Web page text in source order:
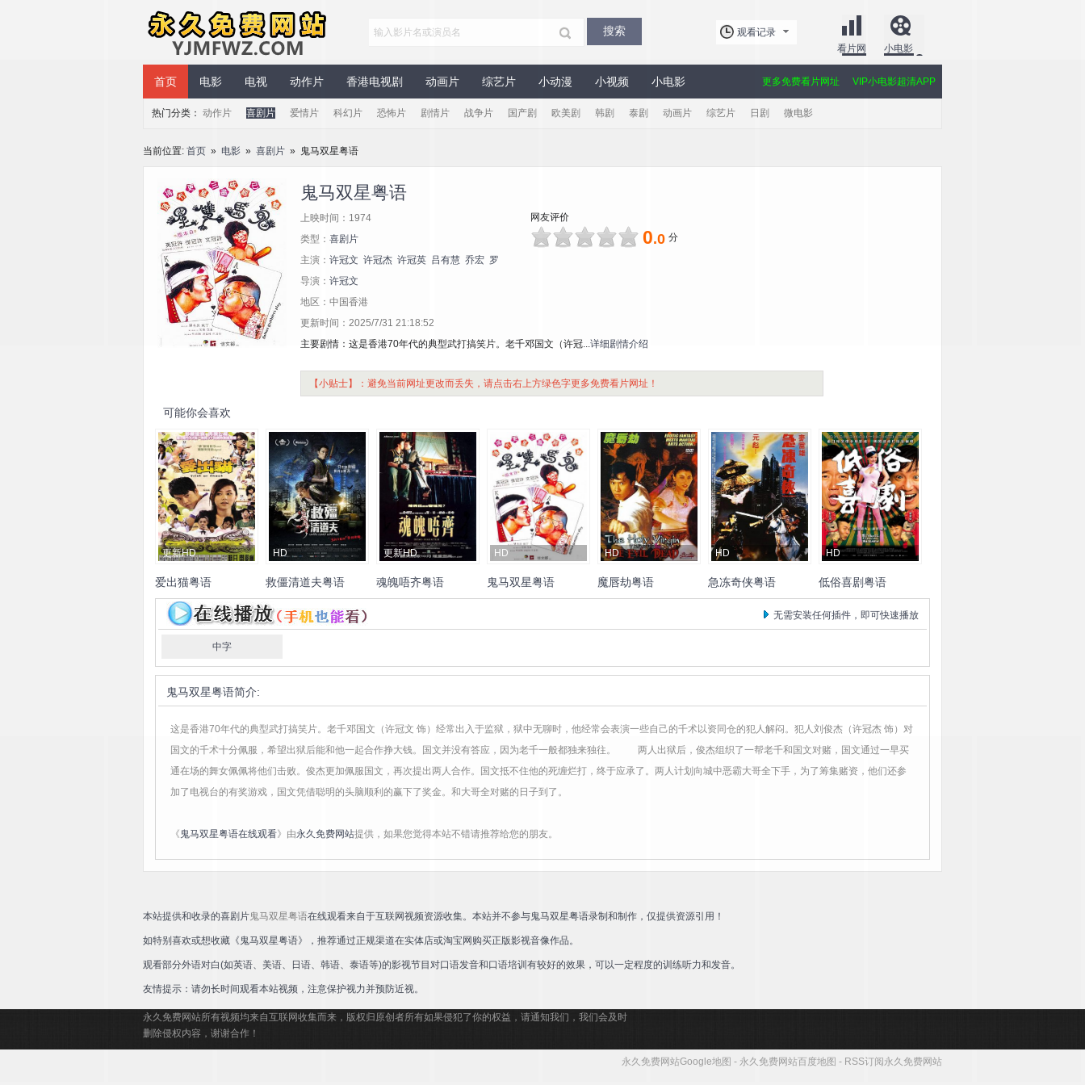
永久免费网站
观看记录
看片网
小电影
首页 电影 电视 动作片 香港电视剧 动画片 综艺片 小动漫 小视频 小电影 VIP小电影超清APP
更多免费看片网址
热门分类： 动作片 喜剧片 爱情片 科幻片 恐怖片 剧情片 战争片 国产剧 欧美剧 韩剧 泰剧 动画片 综艺片 日剧 微电影
当前位置: 首页 » 电影 » 喜剧片 » 鬼马双星粤语
鬼马双星粤语
上映时间：1974
类型： 喜剧片
主演： 许冠文 许冠杰 许冠英 吕有慧 乔宏 罗
导演： 许冠文
地区：中国香港
更新时间：2025/7/31 21:18:52
主要剧情：这是香港70年代的典型武打搞笑片。老千邓国文（许冠...详细剧情介绍
网友评价
0.0 分
【小贴士】：避免当前网址更改而丢失，请点击右上方绿色字更多免费看片网址！
可能你会喜欢
更新HD
爱出猫粤语
陈伟霆 卫诗雅 邓紫棋
HD
救僵清道夫粤语
钱小豪 蔡瀚亿 林明祯 吴
耀汉 邵音音 袁祥仁 赵学
蓝 李尚正 章彦琦 甄栢荣
更新HD
魂魄唔齐粤语
陈奕迅 容祖儿 黄秋生 谢
HD
鬼马双星粤语
许冠文 许冠杰 许冠英 吕
HD
魔唇劫粤语
甄子丹 周海媚 杨宝玲 卢
HD
急冻奇侠粤语
元彪 元华 张曼玉 林聪 吴
Anthony
HD
低俗喜剧粤语
杜汶泽 Chapman To 邵音
音 詹瑞文 叶山豪 邹凯光
璐
无需安装任何插件，即可快速播放
中字
鬼马双星粤语简介:
这是香港70年代的典型武打搞笑片。老千邓国文（许冠文 饰）经常出入于监狱，狱中无聊时，他经常会表演一些自己的千术以资同仓的犯人解闷。犯人刘俊杰（许冠杰 饰）对
国文的千术十分佩服，希望出狱后能和他一起合作挣大钱。国文并没有答应，因为老千一般都独来独往。 两人出狱后，俊杰组织了一帮老千和国文对赌，国文通过一早买
通在场的舞女佩佩将他们击败。俊杰更加佩服国文，再次提出两人合作。国文抵不住他的死缠烂打，终于应承了。两人计划向城中恶霸大哥全下手，为了筹集赌资，他们还参
加了电视台的有奖游戏，国文凭借聪明的头脑顺利的赢下了奖金。和大哥全对赌的日子到了。
《 鬼马双星粤语在线观看》由永久免费网站提供，如果您觉得本站不错请推荐给您的朋友。
本站提供和收录的喜剧片鬼马双星粤语在线观看来自于互联网视频资源收集。本站并不参与鬼马双星粤语录制和制作，仅提供资源引用！
如特别喜欢或想收藏《鬼马双星粤语》，推荐通过正规渠道在实体店或淘宝网购买正版影视音像作品。
观看部分外语对白(如英语、美语、日语、韩语、泰语等)的影视节目对口语发音和口语培训有较好的效果，可以一定程度的训练听力和发音。
友情提示：请勿长时间观看本站视频，注意保护视力并预防近视。
永久免费网站所有视频均来自互联网收集而来，版权归原创者所有如果侵犯了你的权益，请通知我们，我们会及时
删除侵权内容，谢谢合作！
永久免费网站Google地图 - 永久免费网站百度地图 - RSS订阅永久免费网站